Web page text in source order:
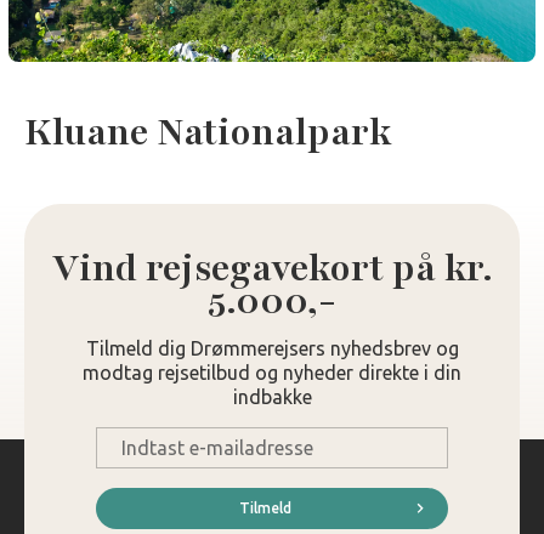
Kluane Nationalpark
Vind rejsegavekort på kr.
5.000,-
Tilmeld dig Drømmerejsers nyhedsbrev og
modtag rejsetilbud og nyheder direkte i din
indbakke
mail
*
Tilmeld